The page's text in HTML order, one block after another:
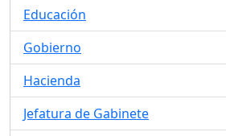
Educación
Gobierno
Hacienda
Jefatura de Gabinete